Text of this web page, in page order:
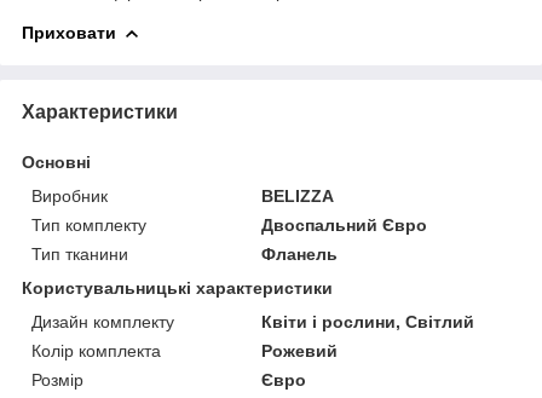
Приховати
Характеристики
Основні
Виробник
BELIZZA
Тип комплекту
Двоспальний Євро
Тип тканини
Фланель
Користувальницькі характеристики
Дизайн комплекту
Квіти і рослини, Світлий
Колір комплекта
Рожевий
Розмір
Євро